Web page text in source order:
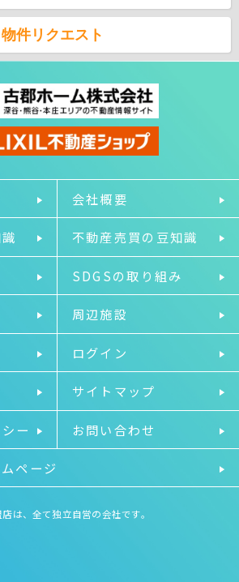
物件リクエスト
会社概要
不動産売買の豆知識
SDGSの取り組み
周辺施設
ログイン
サイトマップ
ー お問い合わせ
ページ
は、全て独立自営の会社です。